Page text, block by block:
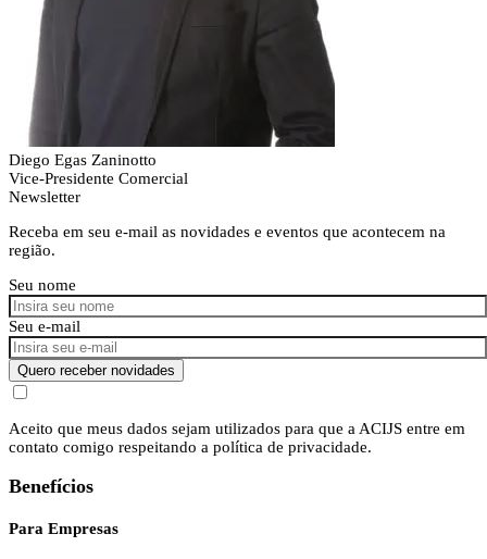
Diego Egas Zaninotto
Vice-Presidente Comercial
Newsletter
Receba em seu e-mail as novidades e eventos que acontecem na
região.
Seu nome
Seu e-mail
Quero receber novidades
Aceito que meus dados sejam utilizados para que a ACIJS entre em
contato comigo respeitando a política de privacidade.
Benefícios
Para Empresas